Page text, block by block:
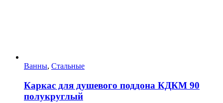
Ванны, Стальные
Каркас для душевого поддона КДКМ 90
полукруглый